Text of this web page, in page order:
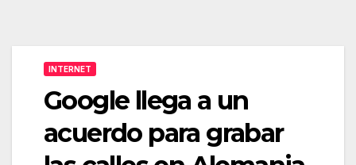
INTERNET
Google llega a un
acuerdo para grabar